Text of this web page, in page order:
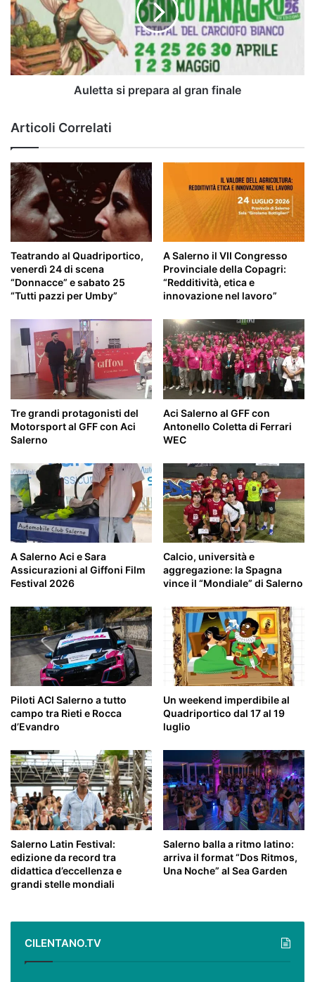
ATTIVITÀ
COMMERCIALI
E
NUOVI
SPAZI
UTILITÀ
gran
finale
Auletta si prepara al gran finale
Articoli Correlati
Teatrando al Quadriportico,
venerdì 24 di scena
“Donnacce” e sabato 25
“Tutti pazzi per Umby”
A Salerno il VII Congresso
Provinciale della Copagri:
“Redditività, etica e
innovazione nel lavoro”
Tre grandi protagonisti del
Motorsport al GFF con Aci
Salerno
Aci Salerno al GFF con
Antonello Coletta di Ferrari
WEC
A Salerno Aci e Sara
Assicurazioni al Giffoni Film
Festival 2026
Calcio, università e
aggregazione: la Spagna
vince il “Mondiale” di Salerno
Piloti ACI Salerno a tutto
campo tra Rieti e Rocca
d’Evandro
Un weekend imperdibile al
Quadriportico dal 17 al 19
luglio
Salerno Latin Festival:
edizione da record tra
didattica d’eccellenza e
grandi stelle mondiali
Salerno balla a ritmo latino:
arriva il format “Dos Ritmos,
Una Noche” al Sea Garden
CILENTANO.TV